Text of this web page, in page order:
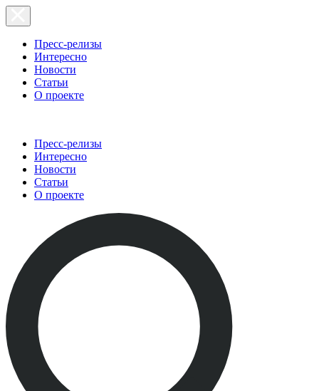
Пресс-релизы
Интересно
Новости
Статьи
О проекте
Пресс-релизы
Интересно
Новости
Статьи
О проекте